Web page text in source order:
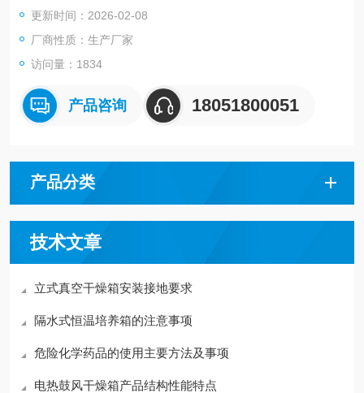
更新时间：2026-02-08
厂商性质：生产厂家
访问量：1834
产品咨询 18051800051
产品分类
技术文章
立式真空干燥箱安装接地要求
隔水式恒温培养箱的注意事项
危险化学药品的使用主要方法及事项
电热鼓风干燥箱产品结构性能特点